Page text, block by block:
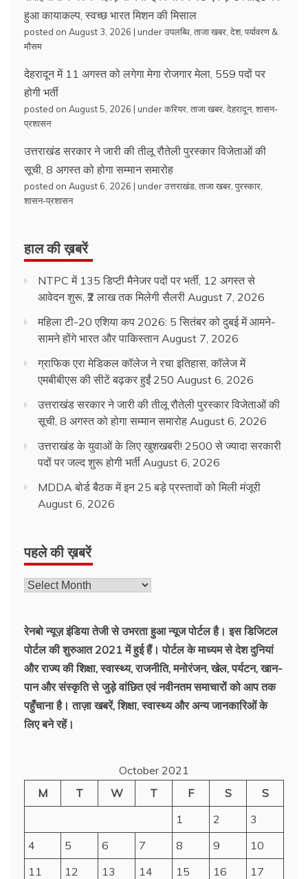
हुआ कायाकल्प, स्वच्छ भारत मिशन की मिसाल
posted on August 3, 2026 | underउपलब्धि ताजा खबर देश, पर्यावरण &
मौसम
देहरादून में 11 अगस्त को लगेगा मेगा रोजगार मेला, 559 पदों पर
होगी भर्ती
posted on August 5, 2026 | underकरियर ताजा खबर देहरादून, शासन-
प्रशासन
उत्तराखंड सरकार ने जारी की तीलू रौतेली पुरस्कार विजेताओं की
सूची, 8 अगस्त को होगा सम्मान समारोह
posted on August 6, 2026 | underउत्तराखंड ताजा खबर पुरस्कार
शासन-प्रशासन
हाल की ख़बरें
NTPC में 135 डिप्टी मैनेजर पदों पर भर्ती, 12 अगस्त से
आवेदन शुरू, ₹2 लाख तक मिलेगी सैलरी August 7, 2026
महिला टी-20 एशिया कप 2026: 5 सितंबर को दुबई में आमने-
सामने होंगे भारत और पाकिस्तान August 7, 2026
ग्राफिक एरा मेडिकल कॉलेज ने रचा इतिहास, कॉलेज में
एमबीबीएस की सीटें बढ़कर हुईं 250 August 6, 2026
उत्तराखंड सरकार ने जारी की तीलू रौतेली पुरस्कार विजेताओं की
सूची, 8 अगस्त को होगा सम्मान समारोह August 6, 2026
उत्तराखंड के युवाओं के लिए खुशखबरी! 2500 से ज्यादा सरकारी
पदों पर जल्द शुरू होगी भर्ती August 6, 2026
MDDA बोर्ड बैठक में इन 25 बड़े प्रस्तावों को मिली मंजूरी
August 6, 2026
पहले की ख़बरें
रेनबो न्यूज़ इंडिया तेजी से उभरता हुआ न्‍यूज पोर्टल है। इस डिजिटल
पोर्टल की शुरुआत 2021 में हुई हैं। पोर्टल के माध्यम से देश दुनियां
और राज्य की शिक्षा, स्वास्थ्य, राजनीति, मनोरंजन, खेल, पर्यटन, खान-
पान और संस्कृति से जुड़े वांछित एवं नवीनतम समाचारों को आप तक
पहुँचाना है। ताज़ा खबरें, शिक्षा, स्वास्थ्य और अन्य जानकारिओं के
लिए बने रहें।
October 2021
M
T W T F S
S
1
2
3
4
5 6 7 8 9
10
11
12 13 14 15 16
17